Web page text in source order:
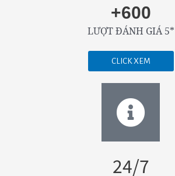
+600
LƯỢT ĐÁNH GIÁ 5*
CLICK XEM
24/7